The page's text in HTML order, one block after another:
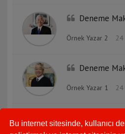
Bu internet sitesinde, kullanıcı
Deneme
Örnek Yazar 2
Deneme
Örnek Yazar 1
Deneme